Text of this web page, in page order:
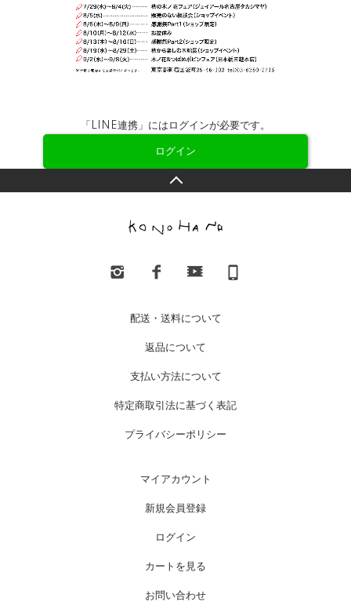
「LINE連携」にはログインが必要です。
ログイン
配送・送料について
返品について
支払い方法について
特定商取引法に基づく表記
プライバシーポリシー
マイアカウント
新規会員登録
ログイン
カートを見る
お問い合わせ